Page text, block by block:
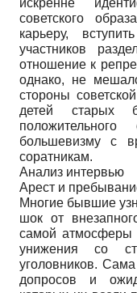
искренне
советского
карьеру,
участников
отношение к
однако, не
стороны
детей старых
большевизму с
соратникам.
Анализ интервью
Арест и
Многие бывшие
шок от
самой атмосферы
унижения со
уголовников.
допросов и